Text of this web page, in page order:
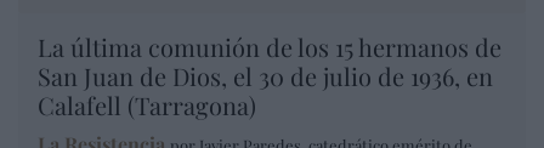
La última comunión de los 15 hermanos de
San Juan de Dios, el 30 de julio de 1936, en
Calafell (Tarragona)